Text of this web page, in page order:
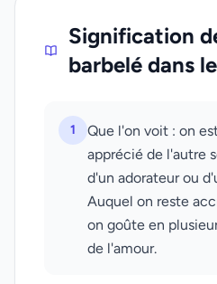
Signification
barbelé dans
1
Que l'on voit : on
apprécié de l'autre
d'un adorateur ou
Auquel on reste
on goûte en
de l'amour.